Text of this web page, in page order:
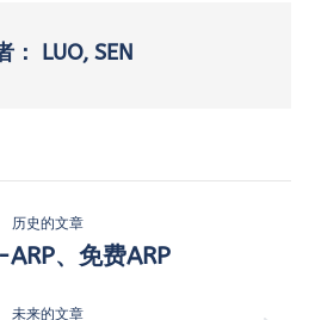
： LUO, SEN
历史的文章
历
的
、免费ARP
未来的文章